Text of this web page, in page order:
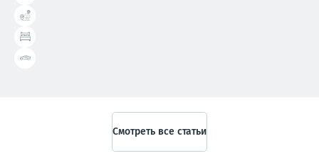
Справочник туриста
Смотреть все статьи